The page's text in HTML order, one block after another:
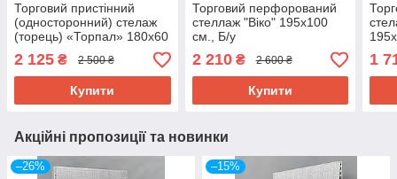
Торговий пристінний
(односторонний) стелаж
(торець) «Торпал» 180х60
см., RAL-7024, Б/у
2 125 ₴ 2 500 ₴
Купити
Торговий перфорований
стеллаж "Віко" 195х100
см., Б/у
2 210₴ 2 600 ₴
Купити
1
Акційні пропозиції та новинки
–26% –15%